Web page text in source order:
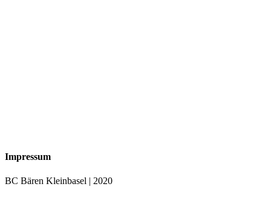
Impressum
BC Bären Kleinbasel | 2020